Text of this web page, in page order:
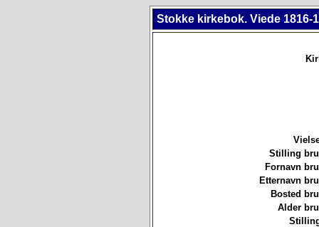
Stokke kirkebok. Viede 1816-
Stilling
Fornavn
Etternavn
Bosted
Alder